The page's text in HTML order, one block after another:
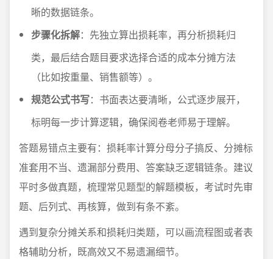
晰的数据链条。
步骤化拆解：先独立算出损耗率，再分析损耗归
类，最后结合题目要求选择合适的成本分摊方法
（比如按重量、销售额等）。
规范公式书写：书面表达要清晰，公式逐步展开，
标明每一步计算逻辑，确保阅卷老师易于理解。
答题易错点主要有：损耗率计算分母分子搞反、分摊标
准套用不当、遗漏部分费用、答案缺乏逻辑链条。建议
平时多做真题，梳理常见题型的解题模板，考试时先审
题、后列式、再核算，做到有条不紊。
遇到复杂分摊关系和损耗归类题，可以画流程图或者表
格辅助分析，既高效又不易遗漏细节。